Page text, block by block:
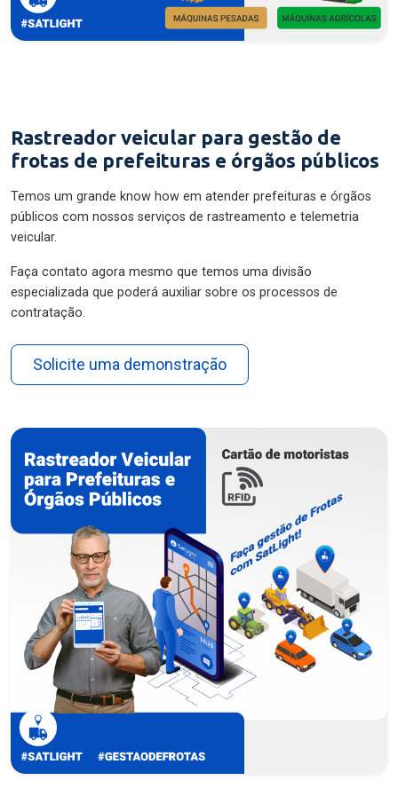
Rastreador veicular para gestão de
frotas de prefeituras e órgãos públicos
Temos um grande know how em atender prefeituras e órgãos
públicos com nossos serviços de rastreamento e telemetria
veicular.
Faça contato agora mesmo que temos uma divisão
especializada que poderá auxiliar sobre os processos de
contratação.
Solicite uma demonstração